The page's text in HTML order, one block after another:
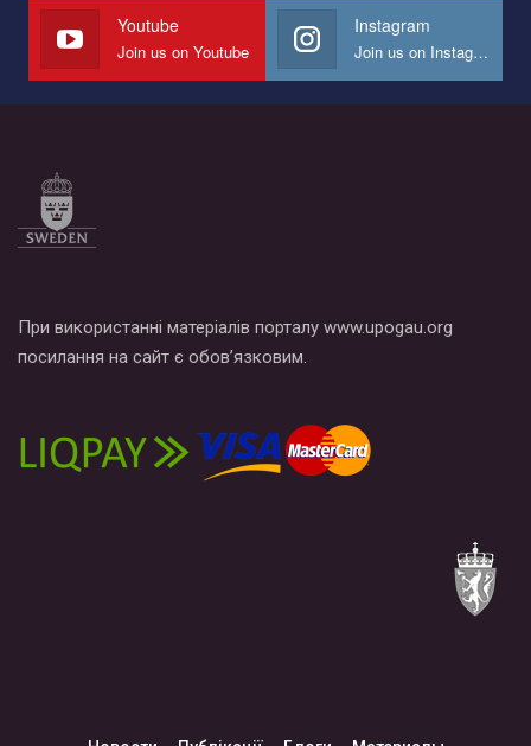
СОГИ в Украине.
Все, что вам нужно сделать - это зайти на наш канал YouTube
по этой ссылке и поставить лайк под видео.
Youtube
Join us on Youtube
Instagram
Join us on Instagram
При використанні матеріалів порталу www.upogau.org
посилання на сайт є обов’язковим.